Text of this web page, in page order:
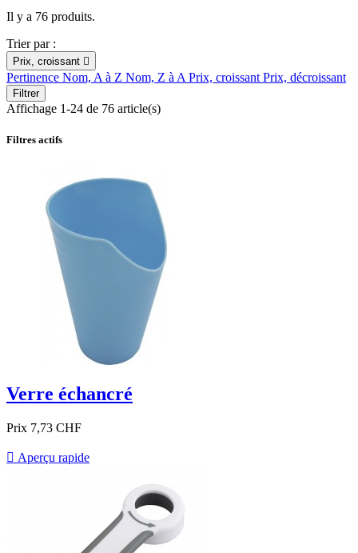
Il y a 76 produits.
Trier par :
Prix, croissant 
Pertinence Nom, A à Z Nom, Z à A Prix, croissant Prix, décroissant
Filtrer
Affichage 1-24 de 76 article(s)
Filtres actifs
Verre échancré
Prix 7,73 CHF
 Aperçu rapide